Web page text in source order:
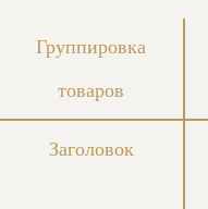
Группировка
товаров
Заголовок